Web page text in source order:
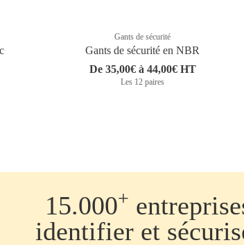
Gants de sécurité
Gants de sécurité en NBR
De 35,00€ à 44,00€ HT
Les 12 paires
15.000+
identifier et